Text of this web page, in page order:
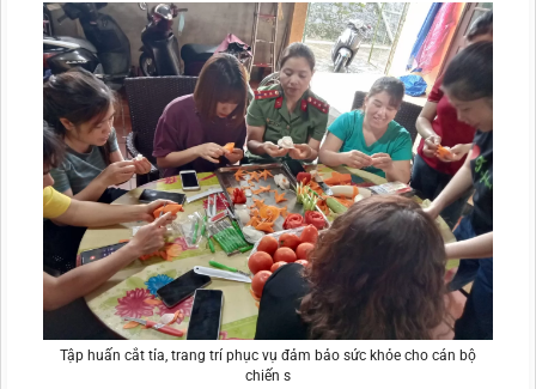
Tập huấn cắt tỉa, trang trí phục vụ đảm bảo sức khỏe cho cán bộ
chiến s